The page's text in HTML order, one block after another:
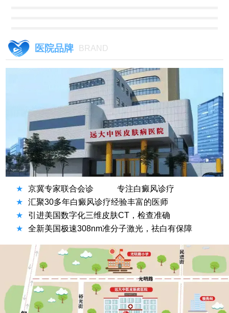
医院品牌 BRAND
★ 京冀专家联合会诊
专注白癜风诊疗
★
汇聚30多年白癜风诊疗经验丰富的医师
★
引进美国数字化三维皮肤CT，检查准确
★
全新美国极速308nm准分子激光，祛白有保障